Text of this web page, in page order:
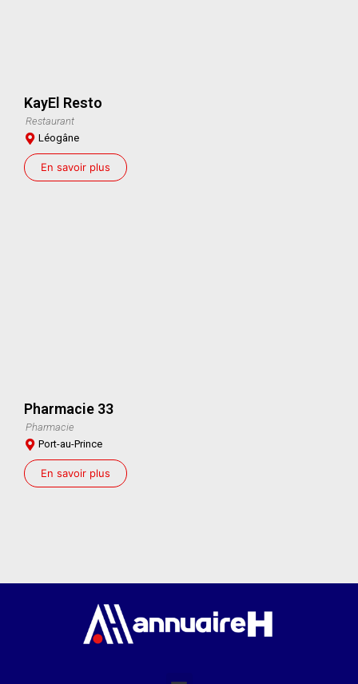
KayEl Resto
Restaurant
Léogâne
En savoir plus
Pharmacie 33
Pharmacie
Port-au-Prince
En savoir plus